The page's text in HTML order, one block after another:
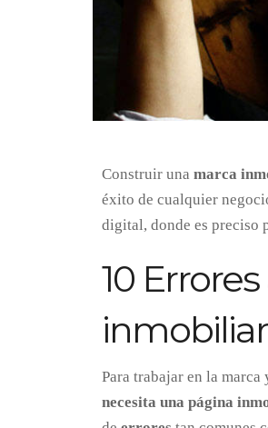
Construir una marca
éxito de cualquier
digital, donde es preciso
10
Para trabajar en la
necesita una página